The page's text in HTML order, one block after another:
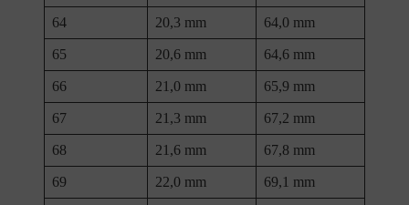
64 20,3 mm 64,0 mm
65 20,6 mm 64,6 mm
66 21,0 mm 65,9 mm
67 21,3 mm 67,2 mm
68 21,6 mm 67,8 mm
69 22,0 mm 69,1 mm